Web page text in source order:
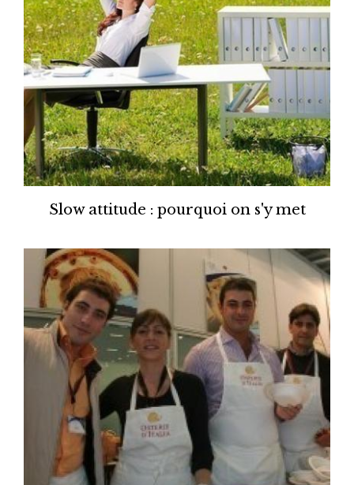
Slow attitude : pourquoi on s'y met